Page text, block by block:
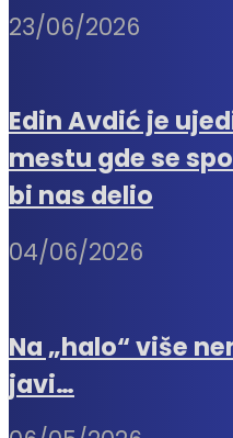
23/06/2026
Edin Avdić je
mestu gde se
bi nas delio
04/06/2026
Na „halo“ više
javi…